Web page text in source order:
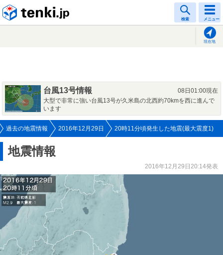
検索 メニュー
現在地
台風13号情報
08日01:00現在
大型で非常に強い台風13号が久米島の北西約70kmを西に進んで
います
過去の地震情報 2016年12月29日 20時11分頃発生した地震(最大震度1)
地震情報
2016年12月29日20:14発表